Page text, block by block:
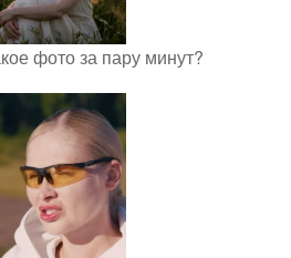
фото за пару минут?